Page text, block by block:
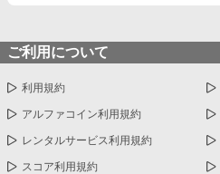
ご利用について
利用規約
アルファコイン利用規約
レンタルサービス利用規約
スコア利用規約